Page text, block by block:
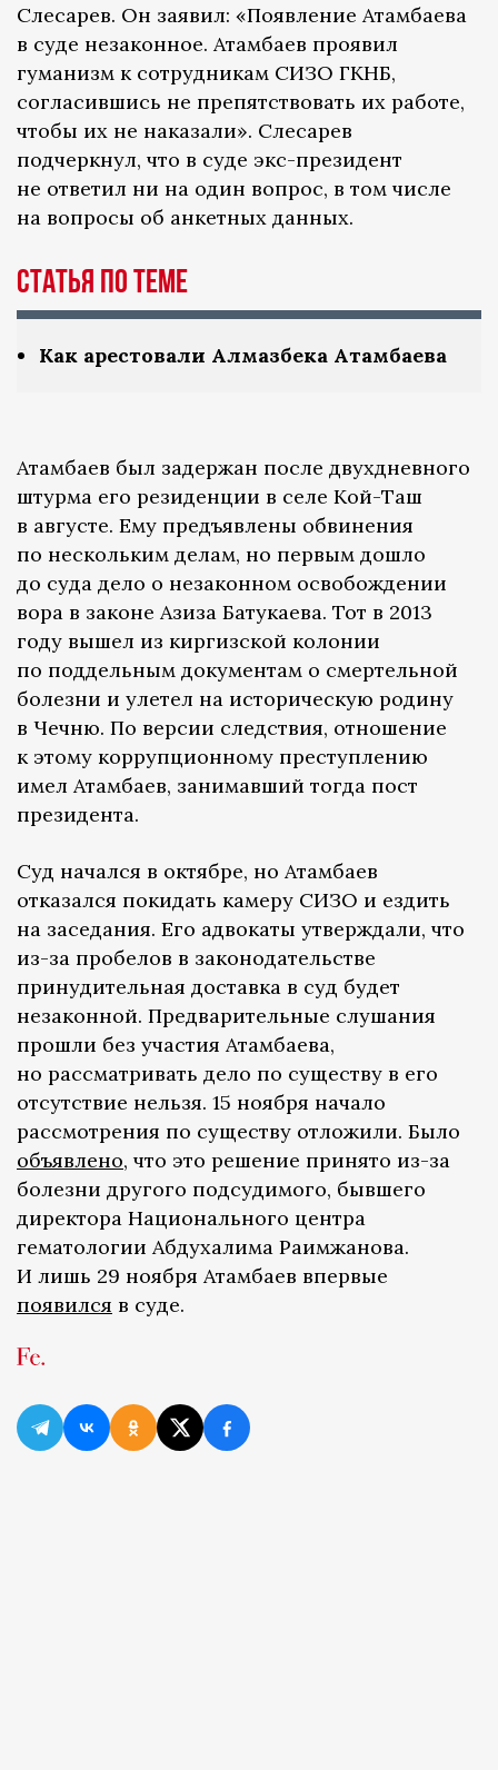
Слесарев. Он заявил: «Появление Атамбаева
в суде незаконное. Атамбаев проявил
гуманизм к сотрудникам СИЗО ГКНБ,
согласившись не препятствовать их работе,
чтобы их не наказали». Слесарев
подчеркнул, что в суде экс-президент
не ответил ни на один вопрос, в том числе
на вопросы об анкетных данных.
Статья по теме
Как арестовали Алмазбека Атамбаева
Атамбаев был задержан после двухдневного
штурма его резиденции в селе Кой-Таш
в августе. Ему предъявлены обвинения
по нескольким делам, но первым дошло
до суда дело о незаконном освобождении
вора в законе Азиза Батукаева. Тот в 2013
году вышел из киргизской колонии
по поддельным документам о смертельной
болезни и улетел на историческую родину
в Чечню. По версии следствия, отношение
к этому коррупционному преступлению
имел Атамбаев, занимавший тогда пост
президента.
Суд начался в октябре, но Атамбаев
отказался покидать камеру СИЗО и ездить
на заседания. Его адвокаты утверждали, что
из-за пробелов в законодательстве
принудительная доставка в суд будет
незаконной. Предварительные слушания
прошли без участия Атамбаева,
но рассматривать дело по существу в его
отсутствие нельзя. 15 ноября начало
рассмотрения по существу отложили. Было
объявлено, что это решение принято из-за
болезни другого подсудимого, бывшего
директора Национального центра
гематологии Абдухалима Раимжанова.
И лишь 29 ноября Атамбаев впервые
появился в суде.